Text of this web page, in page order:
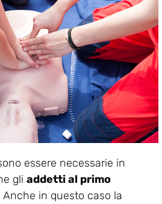
essere necessarie in
gli addetti al primo
Anche in questo caso la